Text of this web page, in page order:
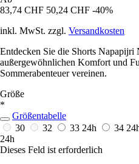
83,74 CHF 50,24 CHF -40%
inkl. MwSt. zzgl. Versandkosten
Entdecken Sie die Shorts
außergewöhnlichen Komfort und
Sommerabenteuer vereinen.
Größe
*
Größentabelle
30
32 33 24h 34
24h
Dieses Feld ist erforderlich